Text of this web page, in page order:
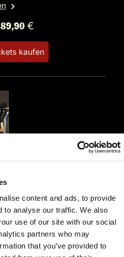
content and ads, to provide
to analyse our traffic. We also
use of our site with our social
partners who may
that you’ve provided to
89,90 €
kaufen
Uhr
89,90 €